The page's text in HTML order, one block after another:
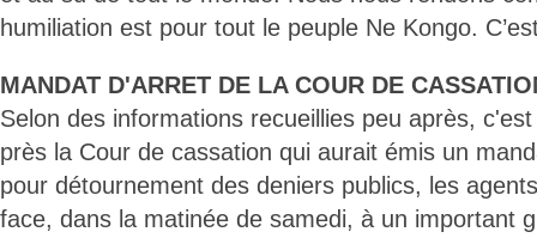
humiliation est pour tout le peuple Ne Kongo.
MANDAT D'ARRET DE LA COUR DE
Selon des informations recueillies peu après,
près la Cour de cassation qui aurait émis un
pour détournement des deniers publics, les
face, dans la matinée de samedi, à un important